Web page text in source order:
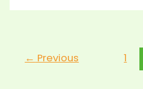
← Previous 1